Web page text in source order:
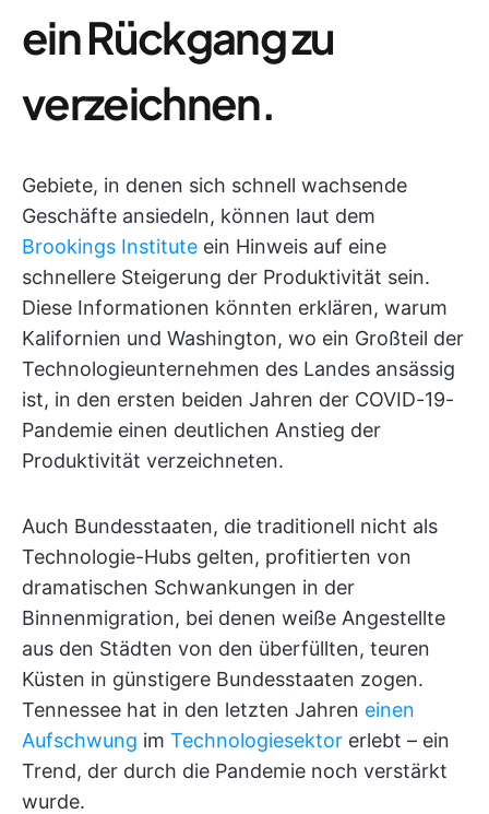
ein Rückgang zu
verzeichnen.
Gebiete, in denen sich schnell wachsende
Geschäfte ansiedeln, können laut dem
Brookings Institute ein Hinweis auf eine
schnellere Steigerung der Produktivität sein.
Diese Informationen könnten erklären, warum
Kalifornien und Washington, wo ein Großteil der
Technologieunternehmen des Landes ansässig
ist, in den ersten beiden Jahren der COVID-19-
Pandemie einen deutlichen Anstieg der
Produktivität verzeichneten.
Auch Bundesstaaten, die traditionell nicht als
Technologie-Hubs gelten, profitierten von
dramatischen Schwankungen in der
Binnenmigration, bei denen weiße Angestellte
aus den Städten von den überfüllten, teuren
Küsten in günstigere Bundesstaaten zogen.
Tennessee hat in den letzten Jahren einen
Aufschwung im Technologiesektor erlebt – ein
Trend, der durch die Pandemie noch verstärkt
wurde.